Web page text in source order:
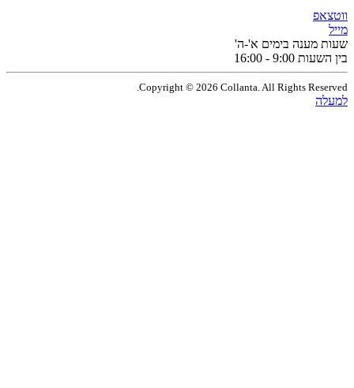
מענה בימים א'-ה'
- 16:00
Copyright © 2026 Collanta. All Rights